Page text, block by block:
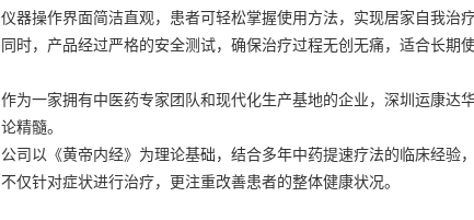
仪器操作界面简洁直观，患者可轻松掌握使用方法，实现居家自我治疗
同时，产品经过严格的安全测试，确保治疗过程无创无痛，适合长期使
作为一家拥有中医药专家团队和现代化生产基地的企业，深圳运康达
论精髓。
公司以《黄帝内经》为理论基础，结合多年中药提速疗法的临床经验
不仅针对症状进行治疗，更注重改善患者的整体健康状况。